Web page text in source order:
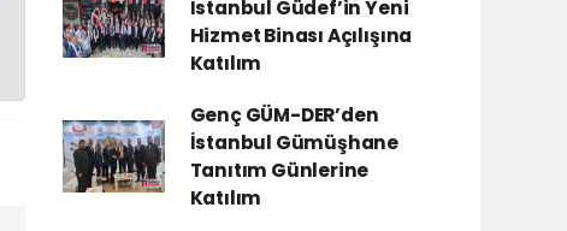
İstanbul Güdef’in Yeni
Hizmet Binası Açılışına
Katılım
Genç GÜM-DER’den
İstanbul Gümüşhane
Tanıtım Günlerine
Katılım